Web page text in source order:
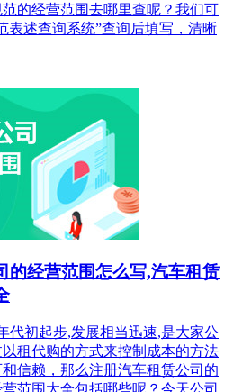
的经营范围去哪里查呢？我们可
表述查询系统”查询后填写，清晰
的经营范围怎么写,汽车租赁
代初起步,发展相当迅速,是大家公
租代购的方式来控制成本的方法
信赖，那么注册汽车租赁公司的